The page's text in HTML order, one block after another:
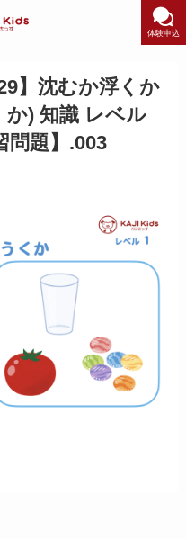
体験申込
】沈むか浮くか
) 知識 レベル
問題】.003